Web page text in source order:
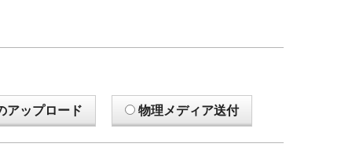
アップロード 物理メディア送付